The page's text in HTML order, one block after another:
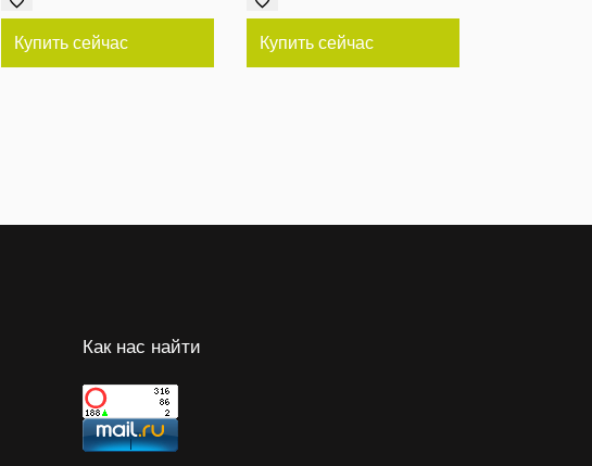
Купить сейчас Купить сейчас
Как нас найти